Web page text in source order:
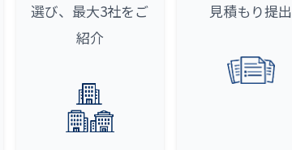
選び、最大3社をご
紹介
見積もり提出